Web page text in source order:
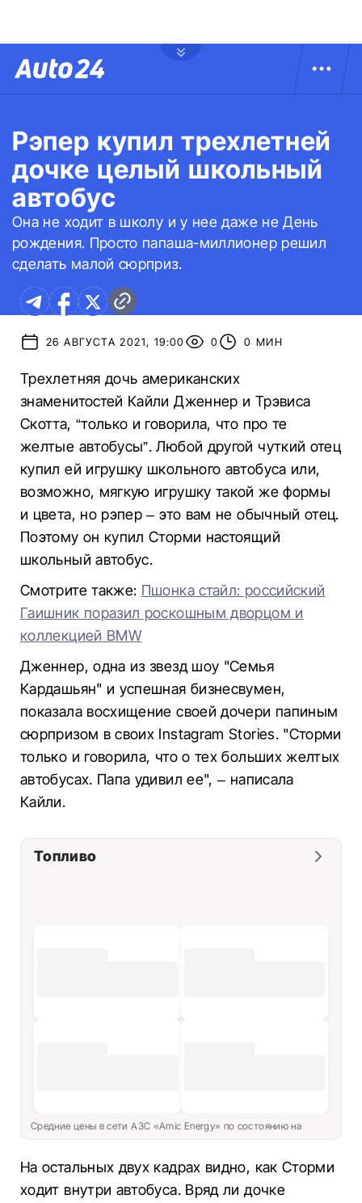
Рэпер купил трехлетней
дочке целый школьный
автобус
Она не ходит в школу и у нее даже не День
рождения. Просто папаша-миллионер решил
сделать малой сюрприз.
26 АВГУСТА 2021, 19:00 0 0 МИН
Трехлетняя дочь американских
знаменитостей Кайли Дженнер и Трэвиса
Скотта, “только и говорила, что про те
желтые автобусы”. Любой другой чуткий отец
купил ей игрушку школьного автобуса или,
возможно, мягкую игрушку такой же формы
и цвета, но рэпер – это вам не обычный отец.
Поэтому он купил Сторми настоящий
школьный автобус.
Смотрите также: Пшонка стайл: российский
Гаишник поразил роскошным дворцом и
коллекцией BMW
Дженнер, одна из звезд шоу "Семья
Кардашьян" и успешная бизнесвумен,
показала восхищение своей дочери папиным
сюрпризом в своих Instagram Stories. "Сторми
только и говорила, что о тех больших желтых
автобусах. Папа удивил ее", – написала
Кайли.
Топливо
Средние цены в сети АЗС «Amic Energy» по состоянию на
На остальных двух кадрах видно, как Сторми
ходит внутри автобуса. Вряд ли дочке